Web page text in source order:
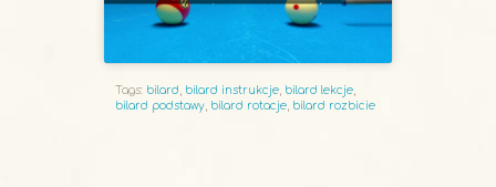
zaakceptować
i włączyć tę treść
Tags: bilard, bilard instrukcje, bilard lekcje,
bilard podstawy, bilard rotacje, bilard rozbicie